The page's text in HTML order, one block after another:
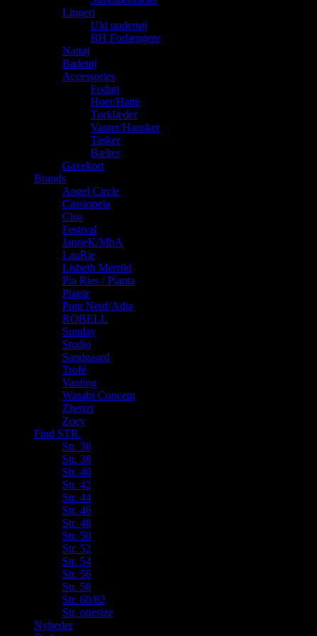
Lingeri
Uld undertøj
BH Forlængere
Nattøj
Badetøj
Accessories
Fodtøj
Huer/Hatte
Tørklæder
Vanter/Hansker
Tasker
Bælter
Gavekort
Brands
Angel Circle
Cassiopeia
Ciso
Festival
JanneK/MbA
LauRie
Lisbeth Merrild
Pia Ries / Pianta
Plaisir
Pont Neuf/Adia
ROBELL
Sunday
Studio
Sandgaard
Trofé
Vanting
Wasabi Concept
Zhenzi
Zoey
Find STR.
Str. 36
Str. 38
Str. 40
Str. 42
Str. 44
Str. 46
Str. 48
Str. 50
Str. 52
Str. 54
Str. 56
Str. 58
Str. 60/62
Str. onesize
Nyheder